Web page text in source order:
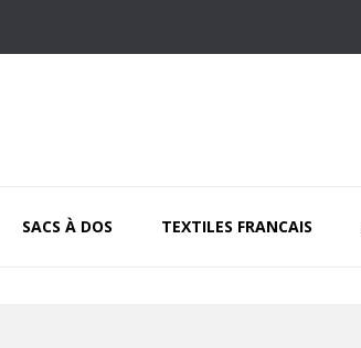
SACS À DOS TEXTILES FRANCAIS